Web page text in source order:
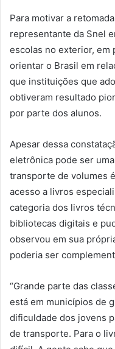
Para motivar a
representante da Snel
escolas no exterior, em
orientar o Brasil em
que instituições que
obtiveram resultado
por parte dos alunos.
Apesar dessa
eletrônica pode ser
transporte de volumes
acesso a livros
categoria dos livros
bibliotecas digitais e
observou em sua
poderia ser
“Grande parte das
está em municípios de
dificuldade dos jovens
de transporte. Para o